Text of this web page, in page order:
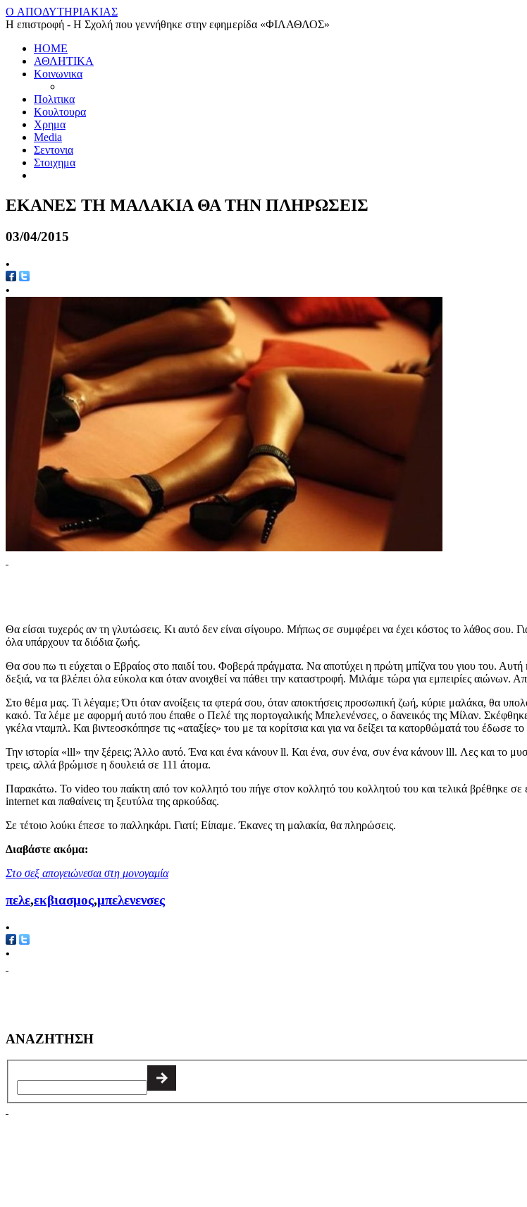
O ΑΠΟΔΥΤΗΡΙΑΚΙΑΣ
Η επιστροφή - Η Σχολή που γεννήθηκε στην εφημερίδα «ΦΙΛΑΘΛΟΣ»
HOME
ΑΘΛΗΤΙΚΑ
Κοινωνικα
Πολιτικα
Κουλτουρα
Χρημα
Media
Σεντονια
Στοιχημα
ΕΚΑΝΕΣ ΤΗ ΜΑΛΑΚΙΑ ΘΑ ΤΗΝ ΠΛΗΡΩΣΕΙΣ
03/04/2015
•
•
Θα είσαι τυχερός αν τη γλυτώσεις. Κι αυτό δεν είναι σίγουρο. Μήπως σε συμφέρει να έχει κόστος το λάθος σου.
όλα υπάρχουν τα διόδια ζωής.
Θα σου πω τι εύχεται ο Εβραίος στο παιδί του. Φοβερά πράγματα. Να αποτύχει η πρώτη μπίζνα του γιου του. Αυτή
δεξιά, να τα βλέπει όλα εύκολα και όταν ανοιχθεί να πάθει την καταστροφή. Μιλάμε τώρα για εμπειρίες αιώνων.
Στο θέμα μας. Τι λέγαμε; Ότι όταν ανοίξεις τα φτερά σου, όταν αποκτήσεις προσωπική ζωή, κύριε μαλάκα, θα
κακό. Τα λέμε με αφορμή αυτό που έπαθε ο Πελέ της πορτογαλικής Μπελενένσες, ο δανεικός της Μίλαν.
γκέλα νταμπλ. Και βιντεοσκόπησε τις «αταξίες» του με τα κορίτσια και για να δείξει τα κατορθώματά του έδωσε
Την ιστορία «lll» την ξέρεις; Άλλο αυτό. Ένα και ένα κάνουν ll. Και ένα, συν ένα, συν ένα κάνουν lll. Λες και το
τρεις, αλλά βρώμισε η δουλειά σε 111 άτομα.
Παρακάτω. Το video του παίκτη από τον κολλητό του πήγε στον κολλητό του κολλητού του και τελικά βρέθηκε
internet και παθαίνεις τη ξευτύλα της αρκούδας.
Σε τέτοιο λούκι έπεσε το παλληκάρι. Γιατί; Είπαμε. Έκανες τη μαλακία, θα πληρώσεις.
Διαβάστε ακόμα:
Στο σεξ απογειώνεσαι στη μονογαμία
πελε,εκβιασμος,μπελενενσες
•
•
ΑΝΑΖΗΤΗΣΗ